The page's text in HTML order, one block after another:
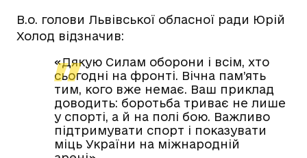
В.о. голови Львівської обласної ради Юрій
Холод відзначив:
«Дякую Силам оборони і всім, хто
сьогодні на фронті. Вічна пам’ять
тим, кого вже немає. Ваш приклад
доводить: боротьба триває не лише
у спорті, а й на полі бою. Важливо
підтримувати спорт і показувати
міць України на міжнародній